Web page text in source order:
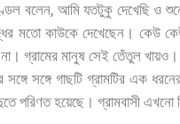
বলেন, আমি যতটুকু দেখেছি ও
মতো কাউকে দেখেছেন। কেউ
না। গ্রামের মানুষ সেই তেঁতুল খায়ও।
সঙ্গে সঙ্গে গাছটি গ্রামটির এক
পরিণত হয়েছে। গ্রামবাসী এখনো